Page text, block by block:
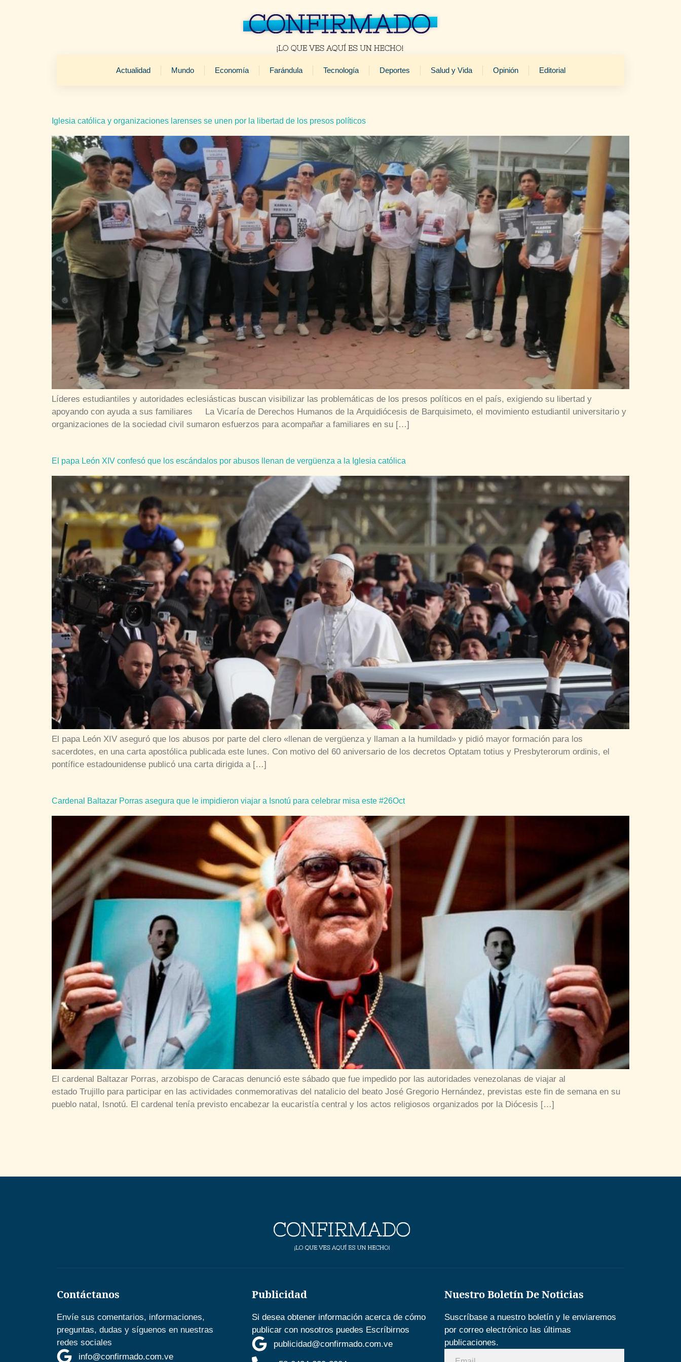
Actualidad Mundo Economía Farándula Tecnología Deportes Salud y Vida Opinión Editorial
Iglesia católica y organizaciones larenses se unen por la libertad de los presos políticos
Líderes estudiantiles y autoridades eclesiásticas buscan visibilizar las problemáticas de los presos políticos en el país, exigiendo su libertad y
apoyando con ayuda a sus familiares La Vicaría de Derechos Humanos de la Arquidiócesis de Barquisimeto, el movimiento estudiantil universitario y
organizaciones de la sociedad civil sumaron esfuerzos para acompañar a familiares en su […]
El papa León XIV confesó que los escándalos por abusos llenan de vergüenza a la Iglesia católica
El papa León XIV aseguró que los abusos por parte del clero «llenan de vergüenza y llaman a la humildad» y pidió mayor formación para los
sacerdotes, en una carta apostólica publicada este lunes. Con motivo del 60 aniversario de los decretos Optatam totius y Presbyterorum ordinis, el
pontífice estadounidense publicó una carta dirigida a […]
Cardenal Baltazar Porras asegura que le impidieron viajar a Isnotú para celebrar misa este #26Oct
El cardenal Baltazar Porras, arzobispo de Caracas denunció este sábado que fue impedido por las autoridades venezolanas de viajar al
estado Trujillo para participar en las actividades conmemorativas del natalicio del beato José Gregorio Hernández, previstas este fin de semana en su
pueblo natal, Isnotú. El cardenal tenía previsto encabezar la eucaristía central y los actos religiosos organizados por la Diócesis […]
Contáctanos
Envíe sus comentarios, informaciones,
preguntas, dudas y síguenos en nuestras
redes sociales
info@confirmado.com.ve
Publicidad
Si desea obtener información acerca de cómo
publicar con nosotros puedes Escríbirnos
publicidad@confirmado.com.ve
Nuestro Boletín De Noticias
Suscríbase a nuestro boletín y le enviaremos
por correo electrónico las últimas
publicaciones.